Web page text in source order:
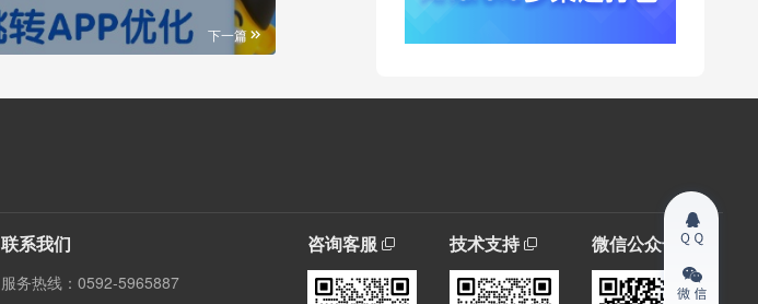
下一篇
联系我们
服务热线：0592-5965887
咨询客服 技术支持 微信公众号